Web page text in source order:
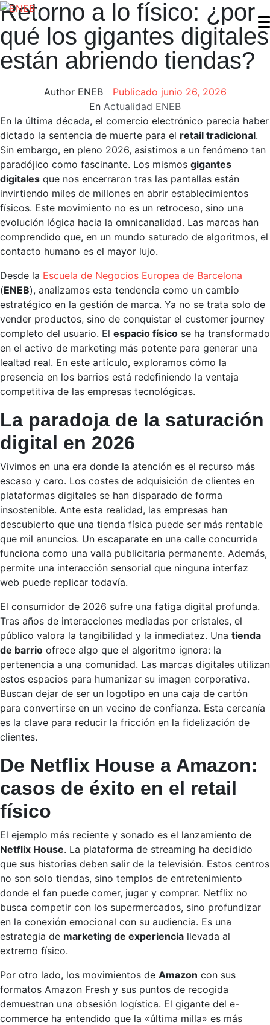
Retorno a lo físico: ¿por
qué los gigantes digitales
están abriendo tiendas?
AuthorENEB Publicado junio 26, 2026
En Actualidad ENEB
En la última década, el comercio electrónico parecía haber
dictado la sentencia de muerte para el retail tradicional.
Sin embargo, en pleno 2026, asistimos a un fenómeno tan
paradójico como fascinante. Los mismos gigantes
digitales que nos encerraron tras las pantallas están
invirtiendo miles de millones en abrir establecimientos
físicos. Este movimiento no es un retroceso, sino una
evolución lógica hacia la omnicanalidad. Las marcas han
comprendido que, en un mundo saturado de algoritmos, el
contacto humano es el mayor lujo.
Desde la Escuela de Negocios Europea de Barcelona
(ENEB), analizamos esta tendencia como un cambio
estratégico en la gestión de marca. Ya no se trata solo de
vender productos, sino de conquistar el customer journey
completo del usuario. El espacio físico se ha transformado
en el activo de marketing más potente para generar una
lealtad real. En este artículo, exploramos cómo la
presencia en los barrios está redefiniendo la ventaja
competitiva de las empresas tecnológicas.
La paradoja de la saturación
digital en 2026
Vivimos en una era donde la atención es el recurso más
escaso y caro. Los costes de adquisición de clientes en
plataformas digitales se han disparado de forma
insostenible. Ante esta realidad, las empresas han
descubierto que una tienda física puede ser más rentable
que mil anuncios. Un escaparate en una calle concurrida
funciona como una valla publicitaria permanente. Además,
permite una interacción sensorial que ninguna interfaz
web puede replicar todavía.
El consumidor de 2026 sufre una fatiga digital profunda.
Tras años de interacciones mediadas por cristales, el
público valora la tangibilidad y la inmediatez. Una tienda
de barrio ofrece algo que el algoritmo ignora: la
pertenencia a una comunidad. Las marcas digitales utilizan
estos espacios para humanizar su imagen corporativa.
Buscan dejar de ser un logotipo en una caja de cartón
para convertirse en un vecino de confianza. Esta cercanía
es la clave para reducir la fricción en la fidelización de
clientes.
De Netflix House a Amazon:
casos de éxito en el retail
físico
El ejemplo más reciente y sonado es el lanzamiento de
Netflix House. La plataforma de streaming ha decidido
que sus historias deben salir de la televisión. Estos centros
no son solo tiendas, sino templos de entretenimiento
donde el fan puede comer, jugar y comprar. Netflix no
busca competir con los supermercados, sino profundizar
en la conexión emocional con su audiencia. Es una
estrategia de marketing de experiencia llevada al
extremo físico.
Por otro lado, los movimientos de Amazon con sus
formatos Amazon Fresh y sus puntos de recogida
demuestran una obsesión logística. El gigante del e-
commerce ha entendido que la «última milla» es más